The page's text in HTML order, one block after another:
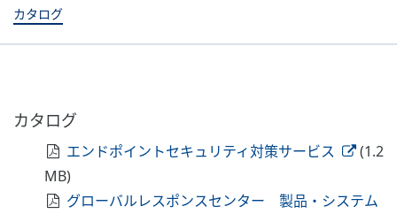
カタログ
カタログ
エンドポイントセキュリティ対策サービス
(1.2
MB)
グローバルレスポンスセンター 製品・システム